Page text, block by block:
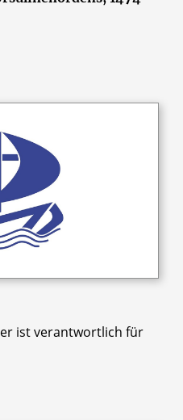
ist verantwortlich für